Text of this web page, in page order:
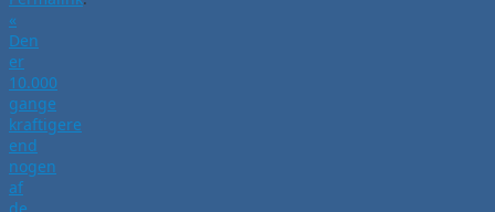
«
Den
er
10.000
gange
kraftigere
end
nogen
af
de